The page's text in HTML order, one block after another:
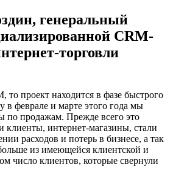
генеральный
CRM-
торговли
то проект находится в фазе быстрого
в феврале и марте этого года мы
по продажам. Прежде всего это
клиенты, интернет-магазины, стали
расходов и потерь в бизнесе, а так
из имеющейся клиентской и
число клиентов, которые свернули